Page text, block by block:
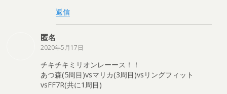
返信
匿名
2020年5月17日
チキチキミリオンレーース！！
あつ森(5周目)vsマリカ(3周目)vsリングフィット
vsFF7R(共に1周目)